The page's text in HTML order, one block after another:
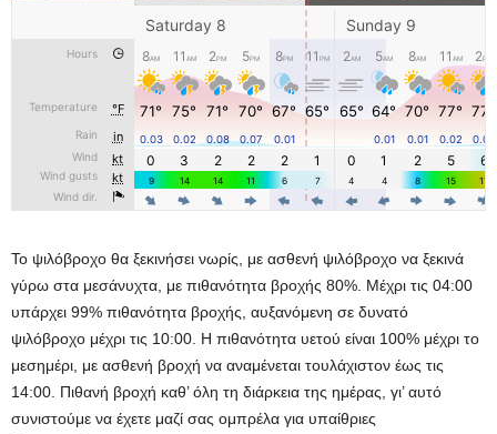
Το ψιλόβροχο θα ξεκινήσει νωρίς, με ασθενή ψιλόβροχο να ξεκινά
γύρω στα μεσάνυχτα, με πιθανότητα βροχής 80%. Μέχρι τις 04:00
υπάρχει 99% πιθανότητα βροχής, αυξανόμενη σε δυνατό
ψιλόβροχο μέχρι τις 10:00. Η πιθανότητα υετού είναι 100% μέχρι το
μεσημέρι, με ασθενή βροχή να αναμένεται τουλάχιστον έως τις
14:00. Πιθανή βροχή καθ’ όλη τη διάρκεια της ημέρας, γι’ αυτό
συνιστούμε να έχετε μαζί σας ομπρέλα για υπαίθριες